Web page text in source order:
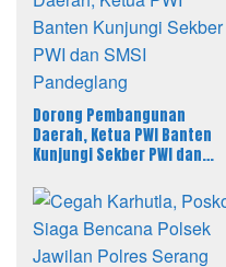
Dorong Pembangunan
Daerah, Ketua PWI Banten
Kunjungi Sekber PWI dan